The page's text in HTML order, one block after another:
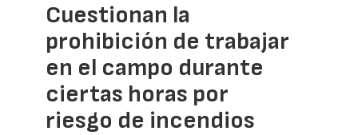
Cuestionan la
prohibición de trabajar
en el campo durante
ciertas horas por
riesgo de incendios